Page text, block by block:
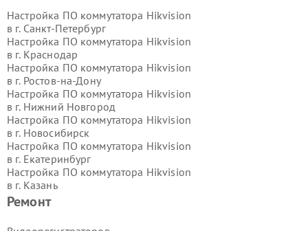
Ремонт
Настройка ПО коммутатора Hikvision
в г. Санкт-Петербург
Настройка ПО коммутатора Hikvision
в г. Краснодар
Настройка ПО коммутатора Hikvision
в г. Ростов-на-Дону
Настройка ПО коммутатора Hikvision
в г. Нижний Новгород
Настройка ПО коммутатора Hikvision
в г. Новосибирск
Настройка ПО коммутатора Hikvision
в г. Екатеринбург
Настройка ПО коммутатора Hikvision
в г. Казань
Настройка ПО коммутатора Hikvision
Настройка ПО коммутатора Hikvision